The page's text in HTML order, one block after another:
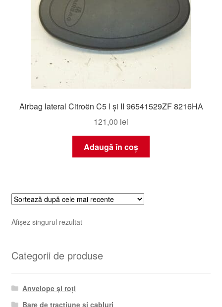
Airbag lateral Citroën C5 I și II 96541529ZF 8216HA
121,00 lei
Adaugă în coș
Afișez singurul rezultat
Categorii de produse
Anvelope și roți
Bare de tracțiune și cabluri